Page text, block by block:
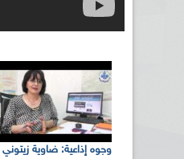
وجوه إذاعية: ضاوية زيتوني